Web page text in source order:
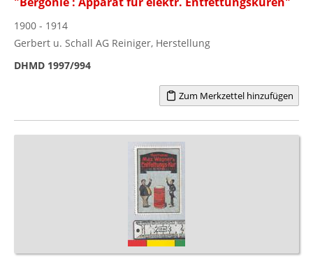
1900 - 1914
Gerbert u. Schall AG Reiniger, Herstellung
DHMD 1997/994
Zum Merkzettel hinzufügen